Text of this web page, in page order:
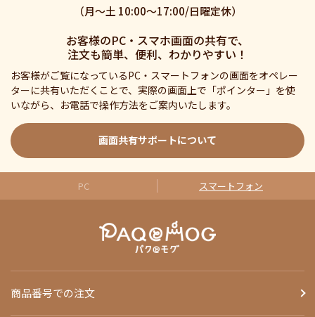
（月〜土 10:00〜17:00/日曜定休）
お客様のPC・スマホ画面の共有で、
注文も簡単、便利、わかりやすい！
お客様がご覧になっているPC・スマートフォンの画面をオペレー
ターに共有いただくことで、実際の画面上で「ポインター」を使
いながら、お電話で操作方法をご案内いたします。
画面共有サポートについて
PC スマートフォン
商品番号での注文